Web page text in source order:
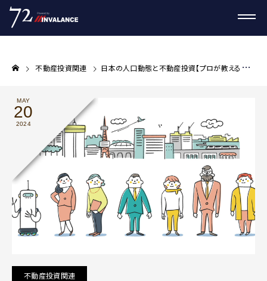
不動産投資関連 日本の人口動態と不動産投資【プロが教える不動産投資コラム】
MAY
20
2024
不動産投資関連